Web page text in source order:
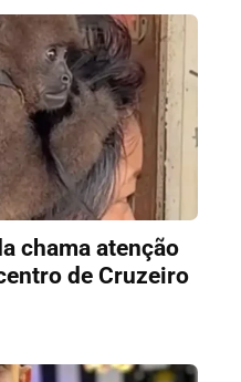
chama atenção
de Cruzeiro